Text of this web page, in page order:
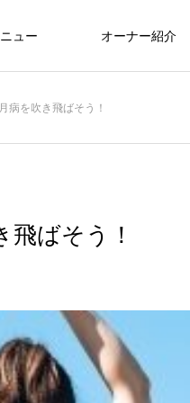
ュー オーナー紹介
病を吹き飛ばそう！
ばそう！